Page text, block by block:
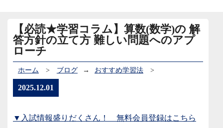
【必読★学習コラム】算数(数学)の 解
答方針の立て方 難しい問題へのアプ
ローチ
ホーム > ブログ → おすすめ学習法 >
2025.12.01
▼入試情報盛りだくさん！ 無料会員登録はこちら